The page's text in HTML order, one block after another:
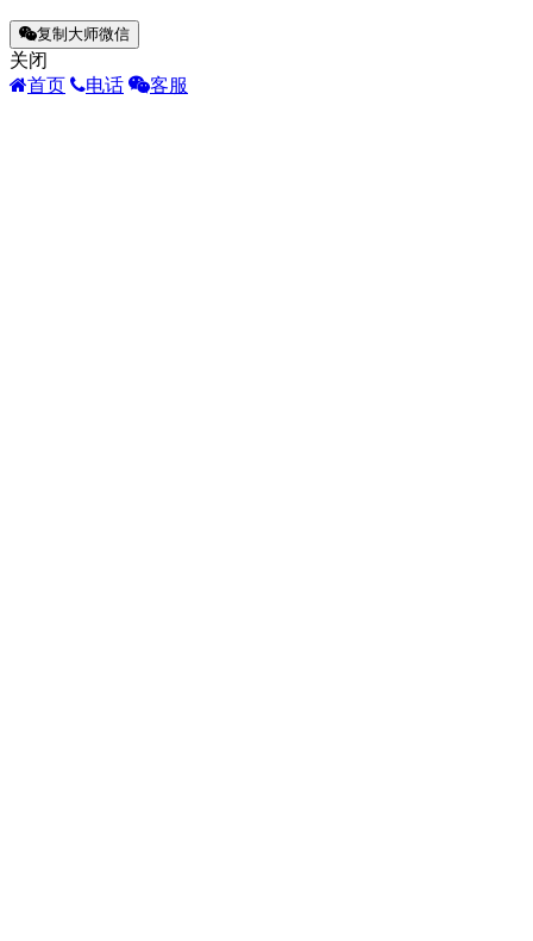
复制大师微信
关闭
首页
电话 客服